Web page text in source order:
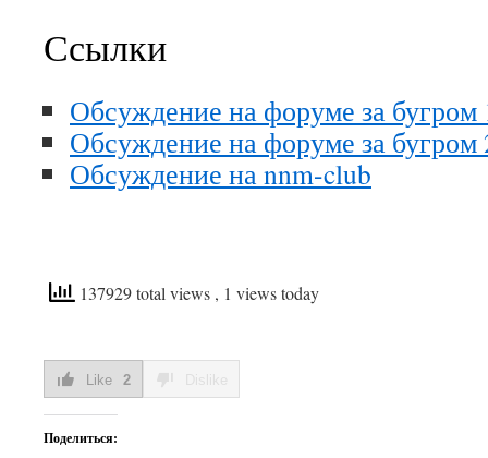
Ссылки
Обсуждение на форуме за бугром
Обсуждение на форуме за бугром
Обсуждение на nnm-club
137929 total views , 1 views today
Like 2
Поделиться: